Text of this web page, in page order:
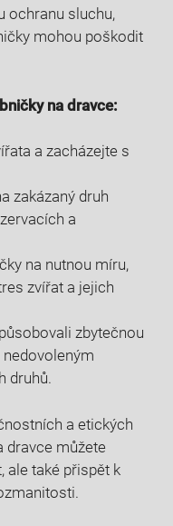
ochranu sluchu,
mohou poškodit
na dravce:
a zacházejte s
zakázaný druh
a
na nutnou míru,
zvířat a jejich
zbytečnou
druhů.
a etických
dravce můžete
ale také přispět k